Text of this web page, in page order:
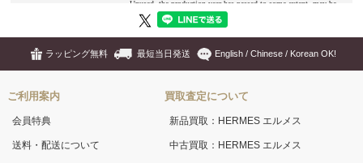
ラッピング無料 最短当日発送 English / Chinese / Korean OK!
ご利用案内
会員特典
送料・配送について
買取査定について
新品買取：HERMES エルメス
中古買取：HERMES エルメス